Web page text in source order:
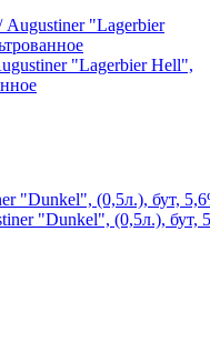
"Lagerbier Hell",
(0,5л.), бут,